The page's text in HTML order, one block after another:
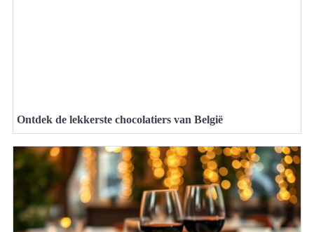
Ontdek de lekkerste chocolatiers van België